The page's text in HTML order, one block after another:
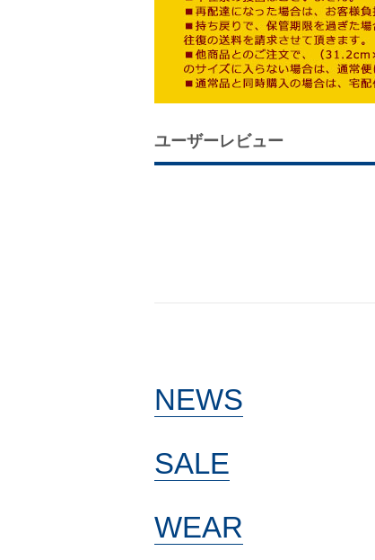
ユーザーレビュー
NEWS
SALE
WEAR